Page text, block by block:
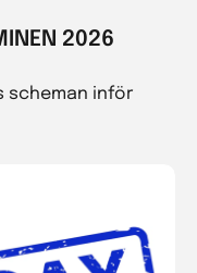
2026
scheman inför